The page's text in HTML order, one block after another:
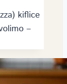
kiflice
–